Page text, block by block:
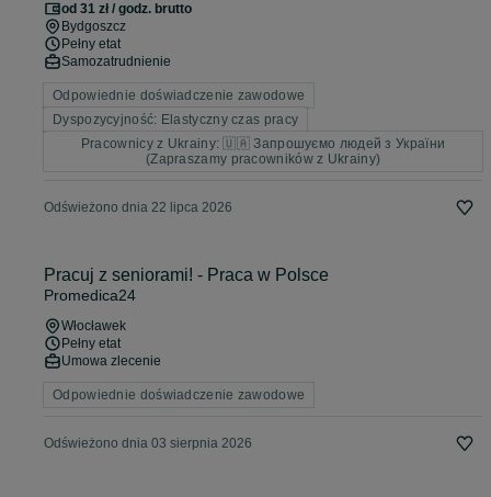
od 31 zł / godz. brutto
Bydgoszcz
Pełny etat
Samozatrudnienie
Odpowiednie doświadczenie zawodowe
Dyspozycyjność: Elastyczny czas pracy
Pracownicy z Ukrainy: 🇺🇦 Запрошуємо людей з України
(Zapraszamy pracowników z Ukrainy)
Odświeżono dnia 22 lipca 2026
Pracuj z seniorami! - Praca w Polsce
Promedica24
Włocławek
Pełny etat
Umowa zlecenie
Odpowiednie doświadczenie zawodowe
Odświeżono dnia 03 sierpnia 2026